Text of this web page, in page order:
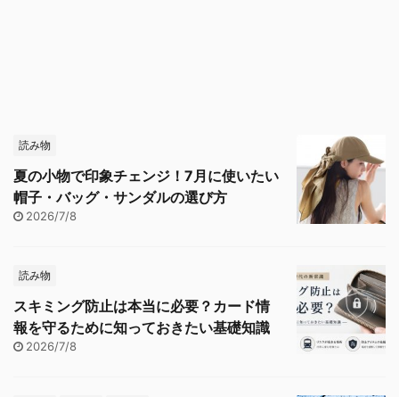
読み物
夏の小物で印象チェンジ！7月に使いたい
帽子・バッグ・サンダルの選び方
2026/7/8
読み物
スキミング防止は本当に必要？カード情
報を守るために知っておきたい基礎知識
2026/7/8